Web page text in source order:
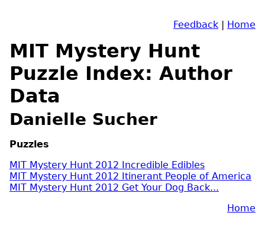
Feedback | Home
MIT Mystery Hunt
Puzzle Index: Author
Data
Danielle Sucher
Puzzles
MIT Mystery Hunt 2012 Incredible Edibles
MIT Mystery Hunt 2012 Itinerant People of America
MIT Mystery Hunt 2012 Get Your Dog Back...
Home